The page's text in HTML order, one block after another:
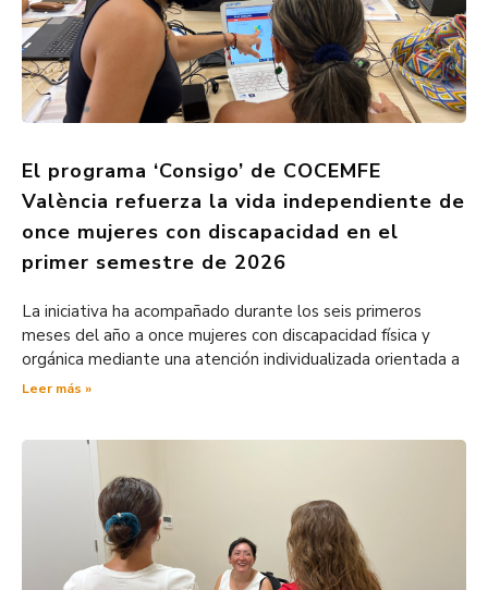
El programa ‘Consigo’ de COCEMFE
València refuerza la vida independiente de
once mujeres con discapacidad en el
primer semestre de 2026
La iniciativa ha acompañado durante los seis primeros
meses del año a once mujeres con discapacidad física y
orgánica mediante una atención individualizada orientada a
Leer más »